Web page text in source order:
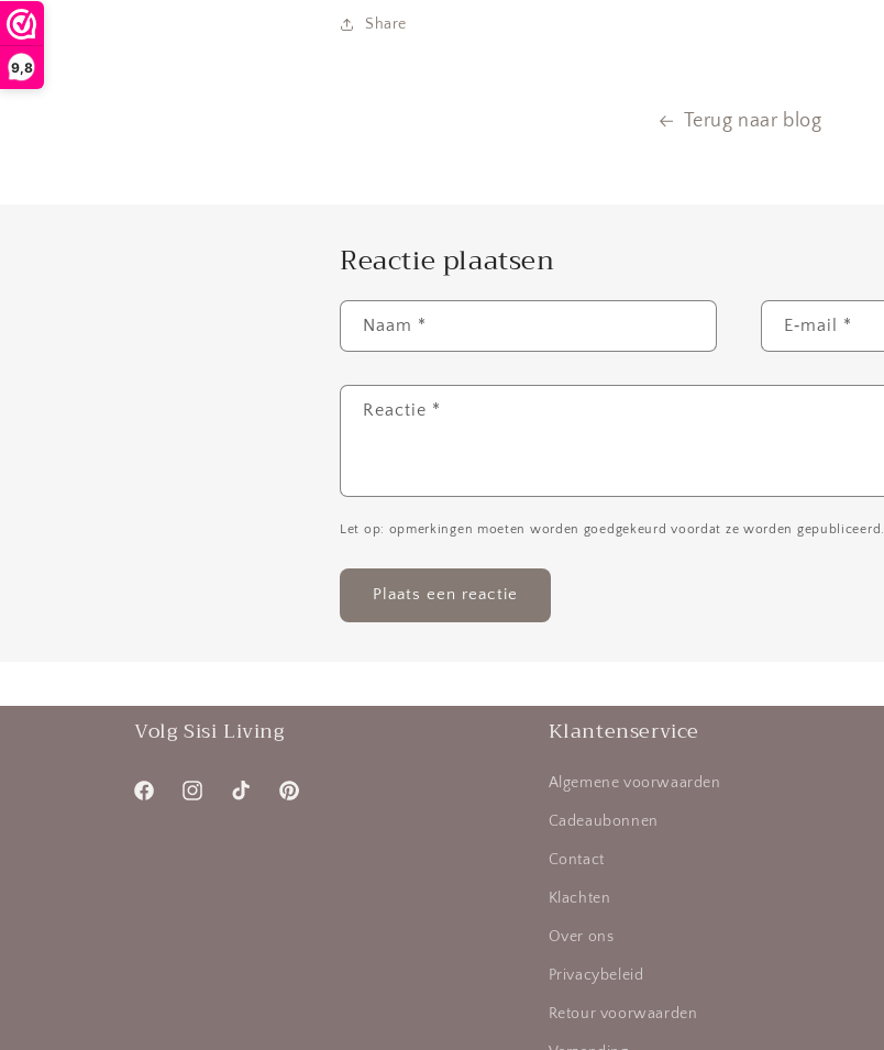
9,8
Share
Terug naar blog
Reactie plaatsen
Naam * E‑mail *
Reactie *
Let op: opmerkingen moeten worden goedgekeurd voordat ze worden gepubliceerd.
Volg Sisi Living
FacebookInstagramTikTok Pinterest
Klantenservice
Algemene voorwaarden
Cadeaubonnen
Contact
Klachten
Over ons
Privacybeleid
Retour voorwaarden